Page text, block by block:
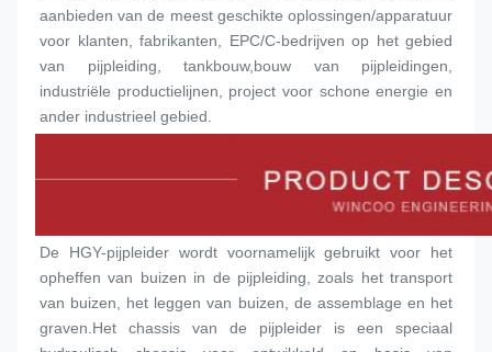
aanbieden van de meest geschikte oplossingen/apparatuur
voor klanten, fabrikanten, EPC/C-bedrijven op het gebied
van pijpleiding, tankbouw,bouw van pijpleidingen,
industriële productielijnen, project voor schone energie en
ander industrieel gebied.
De HGY-pijpleider wordt voornamelijk gebruikt voor het
opheffen van buizen in de pijpleiding, zoals het transport
van buizen, het leggen van buizen, de assemblage en het
graven.Het chassis van de pijpleider is een speciaal